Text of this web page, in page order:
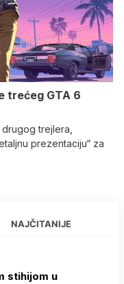
trećeg GTA 6
trejlera,
prezentaciju“ za
NAJČITANIJE
stihijom u